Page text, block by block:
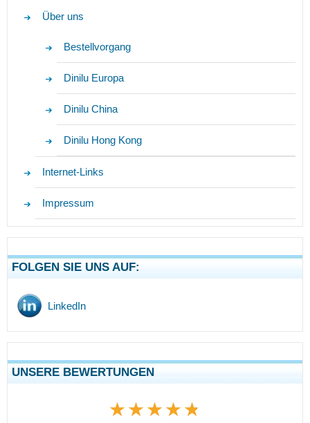
Über uns
Bestellvorgang
Dinilu Europa
Dinilu China
Dinilu Hong Kong
Internet-Links
Impressum
FOLGEN SIE UNS AUF:
LinkedIn
UNSERE BEWERTUNGEN
★★★★★
★★★★★